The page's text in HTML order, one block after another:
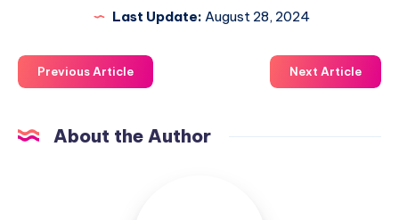
Last Update: August 28, 2024
Previous Article Next Article
About the Author